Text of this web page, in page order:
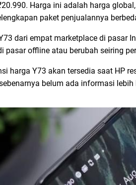
Harga ini adalah harga
paket penjualannya
dari empat marketplace di pasar
pasar offline atau berubah seiring
harga Y73 akan tersedia saat HP
belum ada informasi